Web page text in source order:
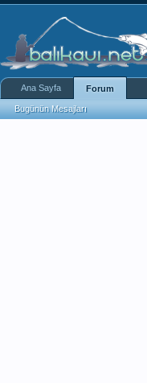
Ana Sayfa Forum
Bugünün Mesajları